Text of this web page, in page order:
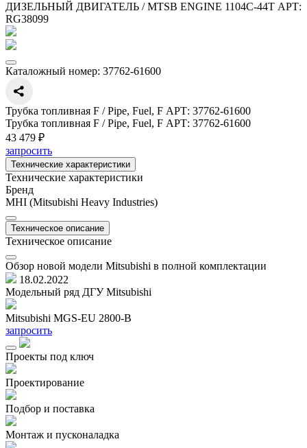
ДИЗЕЛЬНЫЙ ДВИГАТЕЛЬ / MTSB ENGINE 1104C-44T АРТ:
RG38099
Каталожный номер: 37762-61600
Трубка топливная F / Pipe, Fuel, F АРТ: 37762-61600
Трубка топливная F / Pipe, Fuel, F АРТ: 37762-61600
43 479 ₽
запросить
Технические характеристики
Технические характеристики
Бренд
MHI (Mitsubishi Heavy Industries)
Техническое описание
Техническое описание
Обзор новой модели Mitsubishi в полной комплектации
18.02.2022
Модельный ряд ДГУ Mitsubishi
Mitsubishi MGS-EU 2800-B
запросить
Проекты под ключ
Проектирование
Подбор и поставка
Монтаж и пусконаладка